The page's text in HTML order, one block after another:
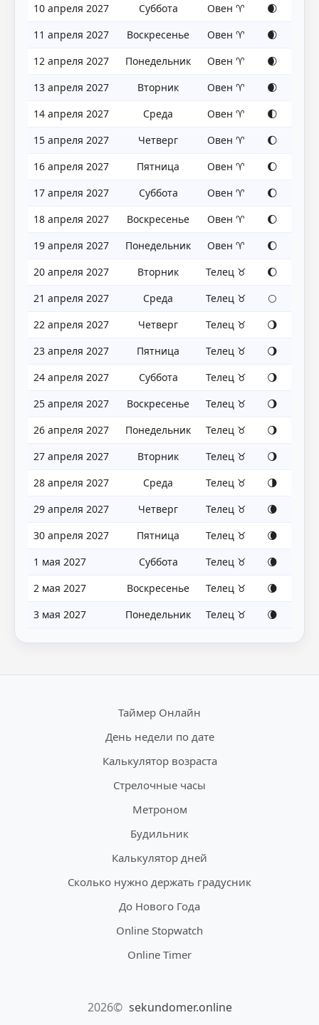
10 апреля 2027
Суббота Овен ♈
🌒
11 апреля 2027
Воскресенье Овен ♈
🌒
12 апреля 2027
Понедельник Овен ♈
🌒
13 апреля 2027
Вторник Овен ♈
🌒
14 апреля 2027
Среда Овен ♈
🌓
15 апреля 2027
Четверг Овен ♈
🌔
16 апреля 2027
Пятница Овен ♈
🌔
17 апреля 2027
Суббота Овен ♈
🌔
18 апреля 2027
Воскресенье Овен ♈
🌔
19 апреля 2027
Понедельник Овен ♈
🌔
20 апреля 2027
Вторник Телец ♉
🌔
21 апреля 2027
Среда Телец ♉
🌕
22 апреля 2027
Четверг Телец ♉
🌖
23 апреля 2027
Пятница Телец ♉
🌖
24 апреля 2027
Суббота Телец ♉
🌖
25 апреля 2027
Воскресенье Телец ♉
🌖
26 апреля 2027
Понедельник Телец ♉
🌖
27 апреля 2027
Вторник Телец ♉
🌖
28 апреля 2027
Среда Телец ♉
🌗
29 апреля 2027
Четверг Телец ♉
🌘
30 апреля 2027
Пятница Телец ♉
🌘
1 мая 2027
Суббота Телец ♉
🌘
2 мая 2027
Воскресенье Телец ♉
🌘
3 мая 2027
Понедельник Телец ♉ 🌘
Таймер Онлайн
День недели по дате
Калькулятор возраста
Стрелочные часы
Метроном
Будильник
Калькулятор дней
Сколько нужно держать градусник
До Нового Года
Online Stopwatch
Online Timer
2026© sekundomer.online